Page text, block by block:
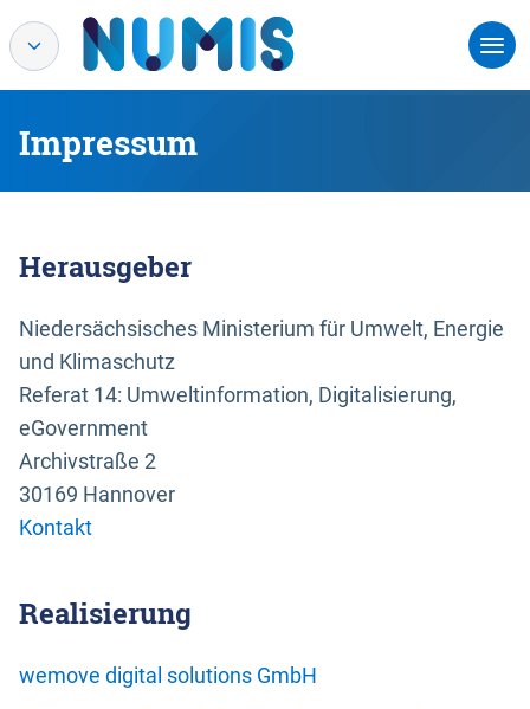
Impressum
Herausgeber
Niedersächsisches Ministerium für Umwelt, Energie
und Klimaschutz
Referat 14: Umweltinformation, Digitalisierung,
eGovernment
Archivstraße 2
30169 Hannover
Kontakt
Realisierung
wemove digital solutions GmbH